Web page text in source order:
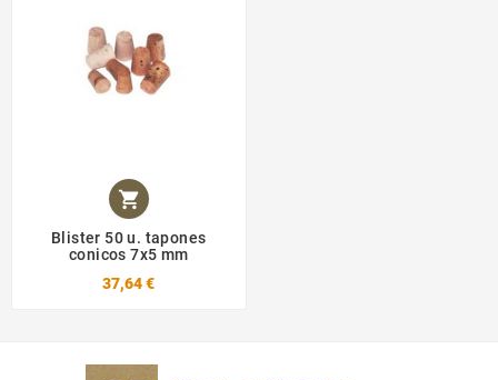

Blister 50 u. tapones
conicos 7x5 mm
37,64 €